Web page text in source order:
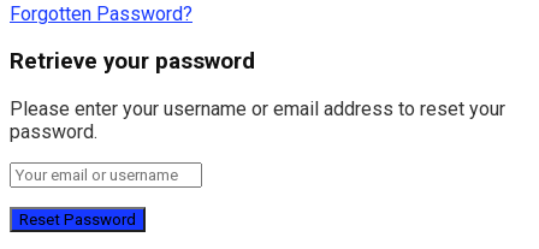
Forgotten Password?
Retrieve your password
Please enter your username or email address to reset your
password.